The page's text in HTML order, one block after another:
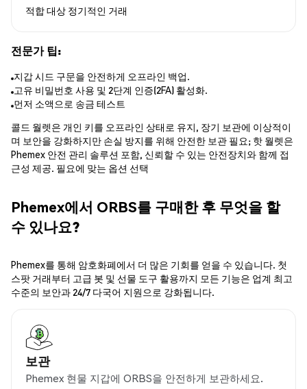
적합 대상 정기적인 거래
전문가 팁:
지갑 시드 구문을 안전하게 오프라인 백업.
고유 비밀번호 사용 및 2단계 인증(2FA) 활성화.
먼저 소액으로 송금 테스트
콜드 월렛은 개인 키를 오프라인 상태로 유지, 장기 보관에 이상적이
며 보안을 강화하지만 손실 방지를 위해 안전한 보관 필요; 핫 월렛은
Phemex 안전 관리 솔루션 포함, 신뢰할 수 있는 안전장치와 함께 접
근성 제공. 필요에 맞는 옵션 선택
Phemex에서 ORBS를 구매한 후 무엇을 할
수 있나요?
Phemex를 통해 암호화폐에서 더 많은 기회를 얻을 수 있습니다. 첫
스팟 거래부터 고급 봇 및 선물 도구 활용까지 모든 기능은 업계 최고
수준의 보안과 24/7 다국어 지원으로 강화됩니다.
보관
Phemex 현물 지갑에 ORBS을 안전하게 보관하세요.